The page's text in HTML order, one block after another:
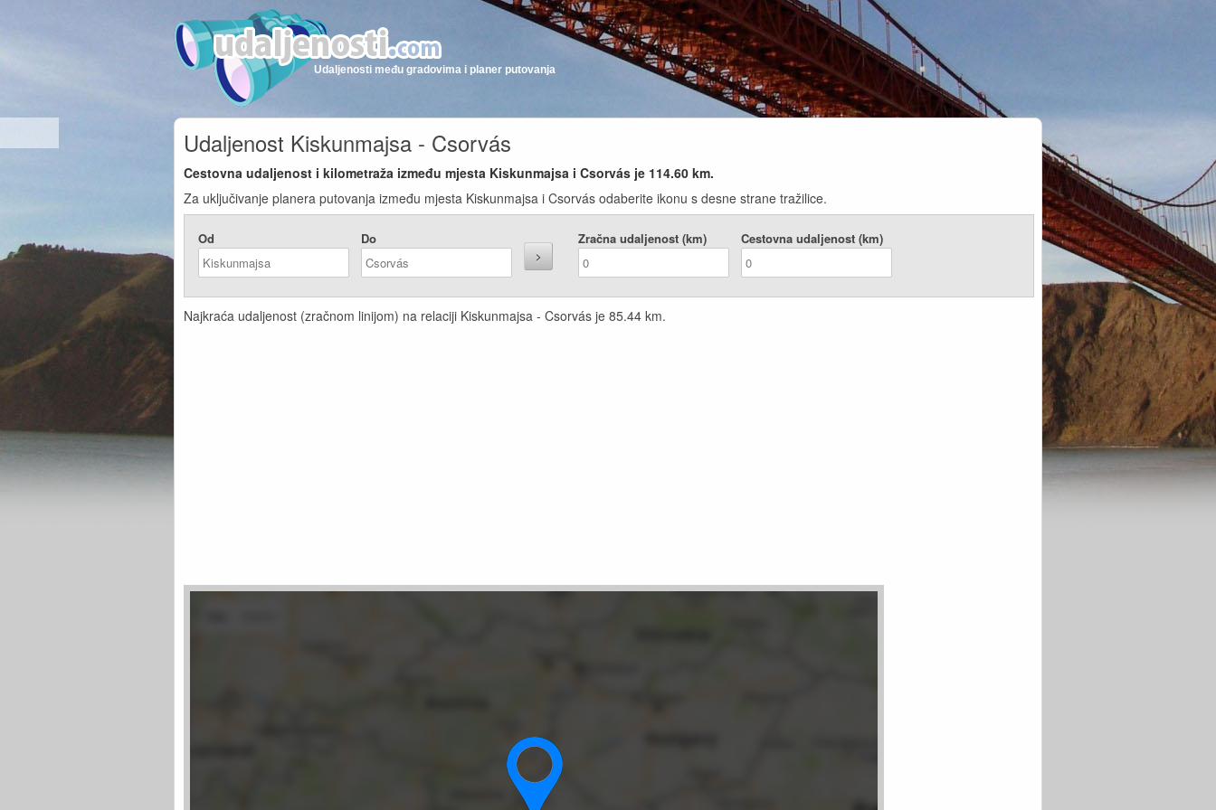
Udaljenosti među gradovima i planer putovanja
Udaljenost Kiskunmajsa - Csorvás
Cestovna udaljenost i kilometraža između mjesta Kiskunmajsa i Csorvás je 114.60 km.
Za uključivanje planera putovanja između mjesta Kiskunmajsa i Csorvás odaberite ikonu s desne strane tražilice.
Od Do Zračna udaljenost (km) Cestovna udaljenost (km)
Najkraća udaljenost (zračnom linijom) na relaciji Kiskunmajsa - Csorvás je 85.44 km.